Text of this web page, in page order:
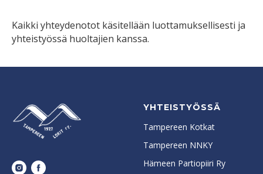
Kaikki yhteydenotot käsitellään luottamuksellisesti ja
yhteistyössä huoltajien kanssa.
YHTEISTYÖSSÄ
Tampereen Kotkat
Tampereen NNKY
Hämeen Partiopiiri Ry